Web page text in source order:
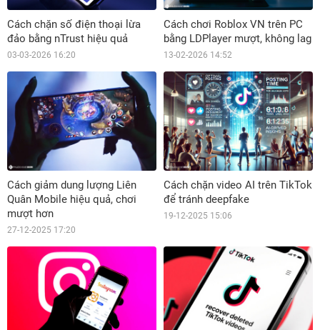
Cách chặn số điện thoại lừa
đảo bằng nTrust hiệu quả
03-03-2026 16:20
Cách chơi Roblox VN trên PC
bằng LDPlayer mượt, không lag
13-02-2026 14:52
Cách giảm dung lượng Liên
Quân Mobile hiệu quả, chơi
mượt hơn
27-12-2025 17:20
Cách chặn video AI trên TikTok
để tránh deepfake
19-12-2025 15:06